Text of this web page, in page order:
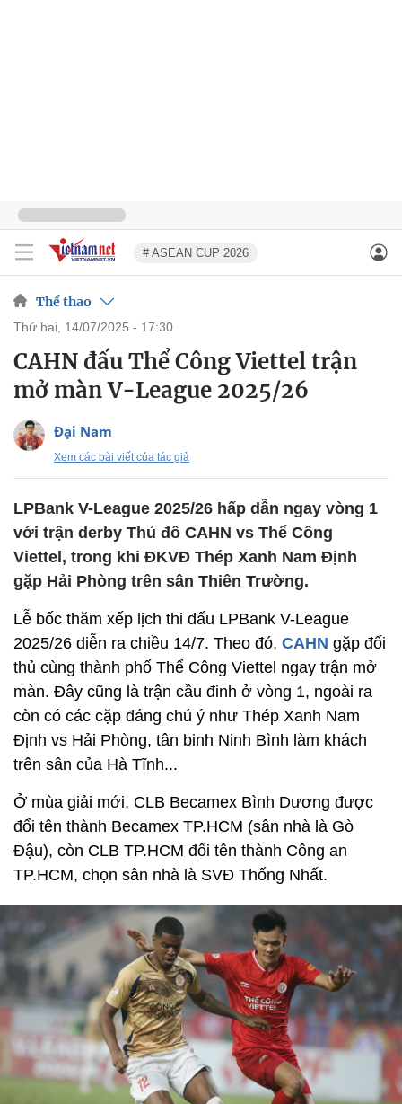
# ASEAN CUP 2026
Thể thao
thứ hai, 14/07/2025 - 17:30
CAHN đấu Thể Công Viettel trận
mở màn V-League 2025/26
Đại Nam
Xem các bài viết của tác giả
LPBank V-League 2025/26 hấp dẫn ngay vòng 1
với trận derby Thủ đô CAHN vs Thể Công
Viettel, trong khi ĐKVĐ Thép Xanh Nam Định
gặp Hải Phòng trên sân Thiên Trường.
Lễ bốc thăm xếp lịch thi đấu LPBank V-League
2025/26 diễn ra chiều 14/7. Theo đó, CAHN gặp đối
thủ cùng thành phố Thể Công Viettel ngay trận mở
màn. Đây cũng là trận cầu đinh ở vòng 1, ngoài ra
còn có các cặp đáng chú ý như Thép Xanh Nam
Định vs Hải Phòng, tân binh Ninh Bình làm khách
trên sân của Hà Tĩnh...
Ở mùa giải mới, CLB Becamex Bình Dương được
đổi tên thành Becamex TP.HCM (sân nhà là Gò
Đậu), còn CLB TP.HCM đổi tên thành Công an
TP.HCM, chọn sân nhà là SVĐ Thống Nhất.